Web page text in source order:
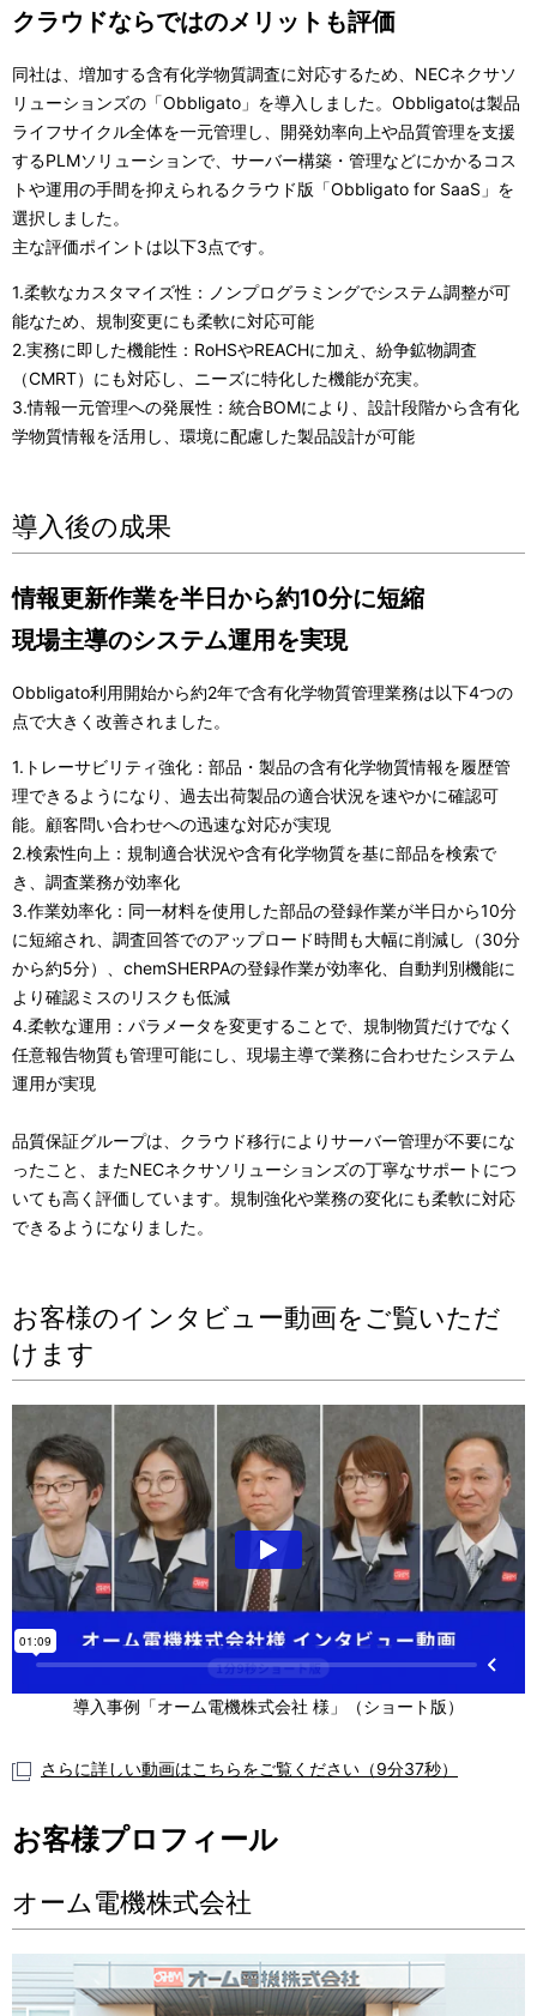
クラウドならではのメリットも評価
同社は、増加する含有化学物質調査に対応するため、NECネクサソ
リューションズの「Obbligato」を導入しました。Obbligatoは製品
ライフサイクル全体を一元管理し、開発効率向上や品質管理を支援
するPLMソリューションで、サーバー構築・管理などにかかるコス
トや運用の手間を抑えられるクラウド版「Obbligato for SaaS」を
選択しました。
主な評価ポイントは以下3点です。
1.柔軟なカスタマイズ性：ノンプログラミングでシステム調整が可
能なため、規制変更にも柔軟に対応可能
2.実務に即した機能性：RoHSやREACHに加え、紛争鉱物調査
（CMRT）にも対応し、ニーズに特化した機能が充実。
3.情報一元管理への発展性：統合BOMにより、設計段階から含有化
学物質情報を活用し、環境に配慮した製品設計が可能
導入後の成果
情報更新作業を半日から約10分に短縮
現場主導のシステム運用を実現
Obbligato利用開始から約2年で含有化学物質管理業務は以下4つの
点で大きく改善されました。
1.トレーサビリティ強化：部品・製品の含有化学物質情報を履歴管
理できるようになり、過去出荷製品の適合状況を速やかに確認可
能。顧客問い合わせへの迅速な対応が実現
2.検索性向上：規制適合状況や含有化学物質を基に部品を検索で
き、調査業務が効率化
3.作業効率化：同一材料を使用した部品の登録作業が半日から10分
に短縮され、調査回答でのアップロード時間も大幅に削減し（30分
から約5分）、chemSHERPAの登録作業が効率化、自動判別機能に
より確認ミスのリスクも低減
4.柔軟な運用：パラメータを変更することで、規制物質だけでなく
任意報告物質も管理可能にし、現場主導で業務に合わせたシステム
運用が実現
品質保証グループは、クラウド移行によりサーバー管理が不要にな
ったこと、またNECネクサソリューションズの丁寧なサポートにつ
いても高く評価しています。規制強化や業務の変化にも柔軟に対応
できるようになりました。
お客様のインタビュー動画をご覧いただ
けます
導入事例「オーム電機株式会社 様」（ショート版）
さらに詳しい動画はこちらをご覧ください（9分37秒）
お客様プロフィール
オーム電機株式会社